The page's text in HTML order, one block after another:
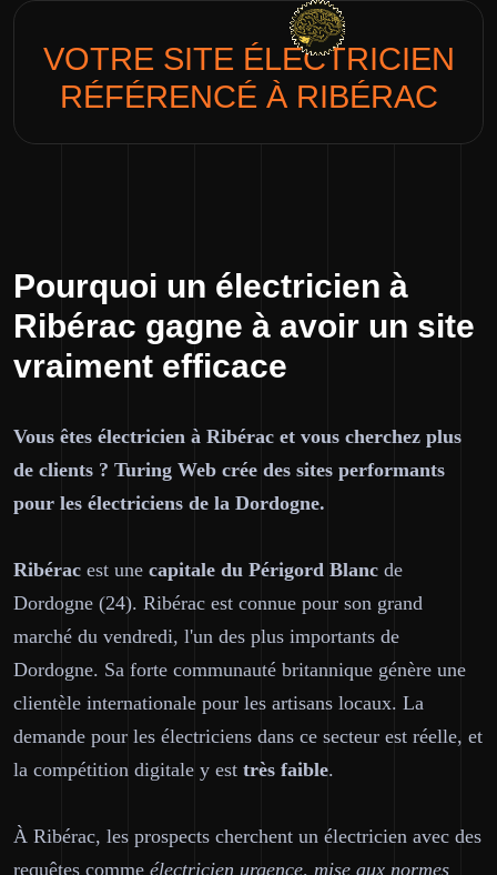
VOTRE SITE ÉLECTRICIEN
RÉFÉRENCÉ À RIBÉRAC
Pourquoi un électricien à
Ribérac gagne à avoir un site
vraiment efficace
Vous êtes électricien à Ribérac et vous cherchez plus
de clients ? Turing Web crée des sites performants
pour les électriciens de la Dordogne.
Ribérac est une capitale du Périgord Blanc de
Dordogne (24). Ribérac est connue pour son grand
marché du vendredi, l'un des plus importants de
Dordogne. Sa forte communauté britannique génère une
clientèle internationale pour les artisans locaux. La
demande pour les électriciens dans ce secteur est réelle, et
la compétition digitale y est très faible.
À Ribérac, les prospects cherchent un électricien avec des
requêtes comme électricien urgence, mise aux normes